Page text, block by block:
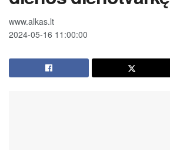
www.alkas.lt
2024-05-16 11:00:00